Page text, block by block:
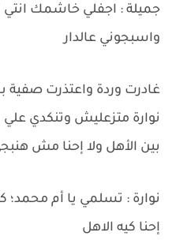
جميلة : اجفلي خاشمك انتي
واسبجوني عالدار
غادرت وردة واعتذرت صفية
نوارة متزعليش وتنكدي
بين الأهل ولا إحنا مش
نوارة : تسلمي يا أم
إحنا كيه الاهل